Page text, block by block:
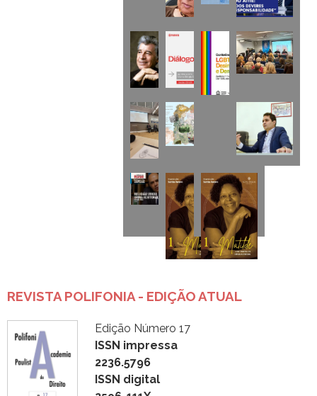
REVISTA POLIFONIA - EDIÇÃO ATUAL
Edição Número 17
ISSN impressa
2236.5796
ISSN digital